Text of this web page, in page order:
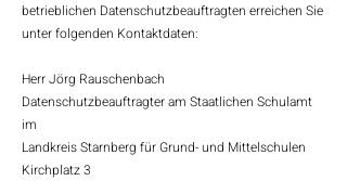
betrieblichen Datenschutzbeauftragten erreichen Sie
unter folgenden Kontaktdaten:
Herr Jörg Rauschenbach
Datenschutzbeauftragter am Staatlichen Schulamt
im
Landkreis Starnberg für Grund- und Mittelschulen
Kirchplatz 3